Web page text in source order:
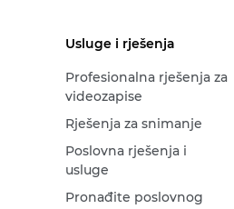
Usluge i rješenja
Profesionalna rješenja za
videozapise
Rješenja za snimanje
Poslovna rješenja i
usluge
Pronađite poslovnog